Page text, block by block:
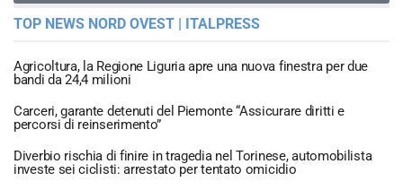
TOP NEWS NORD OVEST | ITALPRESS
Agricoltura, la Regione Liguria apre una nuova finestra per due
bandi da 24,4 milioni
Carceri, garante detenuti del Piemonte “Assicurare diritti e
percorsi di reinserimento”
Diverbio rischia di finire in tragedia nel Torinese, automobilista
investe sei ciclisti: arrestato per tentato omicidio